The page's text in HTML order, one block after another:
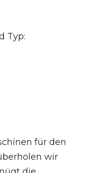
Typ:
für den
wir